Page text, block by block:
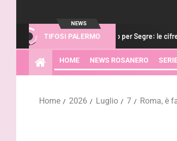
NEWS
TIFOSI PALERMO
il Verona fa sul serio per Segre: le cifre
HOME NEWS ROSANERO
Home 2026 Luglio 7 Roma, è